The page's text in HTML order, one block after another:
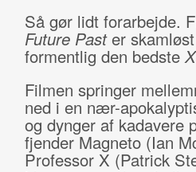
Så gør lidt forarbejde.
Future Paster
formentlig den bedste
Filmen springer
ned i en nær-
og dynger af kadavere
fjender Magneto (Ian
Professor X (Patrick